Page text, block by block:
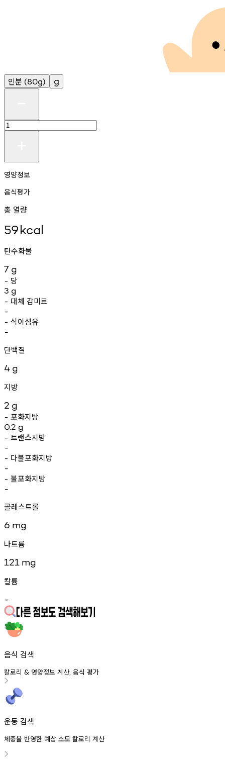
인분 (80g) g
영양정보
음식평가
총 열량
59kcal
탄수화물
7 g
- 당
3 g
- 대체 감미료
-
- 식이섬유
-
단백질
4 g
지방
2 g
- 포화지방
0.2 g
- 트랜스지방
-
- 다불포화지방
-
- 불포화지방
-
콜레스트롤
6 mg
나트륨
121 mg
칼륨
-
음식 검색
칼로리 & 영양정보 계산, 음식 평가
운동 검색
체중을 반영한 예상 소모 칼로리 계산